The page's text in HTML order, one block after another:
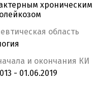
хроническим
область
и окончания КИ
- 01.06.2019